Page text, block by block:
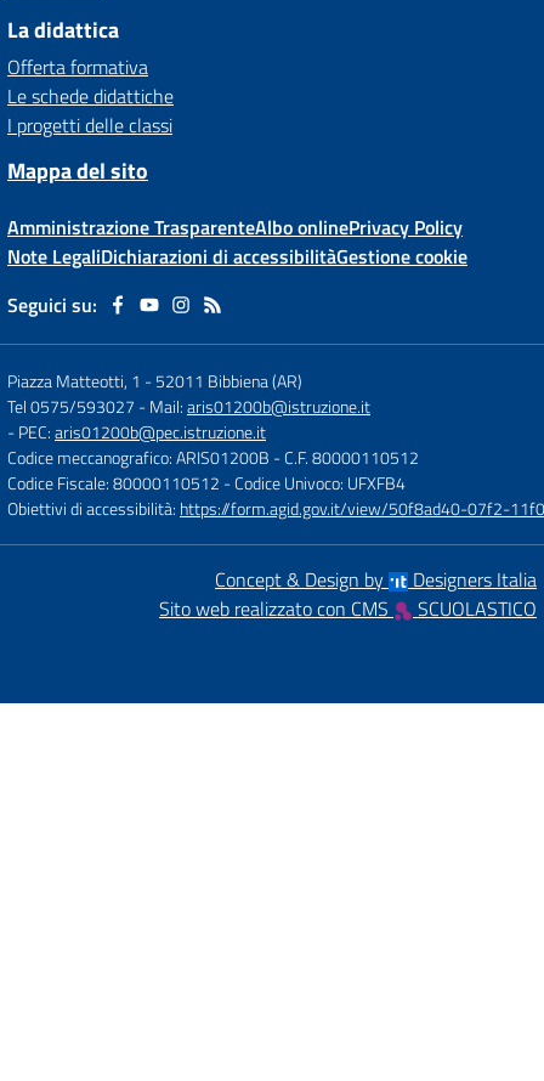
La didattica
Offerta formativa
Le schede didattiche
I progetti delle classi
Mappa del sito
Amministrazione TrasparenteAlbo onlinePrivacy Policy
Note LegaliDichiarazioni di accessibilitàGestione cookie
Seguici su:
Piazza Matteotti, 1 -52011 Bibbiena (AR)
Tel 0575/593027 - Mail:aris01200b@istruzione.it
- PEC:aris01200b@pec.istruzione.it
Codice meccanografico: ARIS01200B - C.F. 80000110512
Codice Fiscale: 80000110512 - Codice Univoco: UFXFB4
Obiettivi di accessibilità: https://form.agid.gov.it/view/50f8ad40-07f2-
Concept & Design by
Designers Italia
Sito web realizzato con CMS
SCUOLASTICO